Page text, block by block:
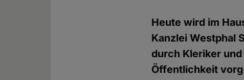
Heute wird im
Kanzlei Westphal
durch Kleriker
Öffentlichkeit